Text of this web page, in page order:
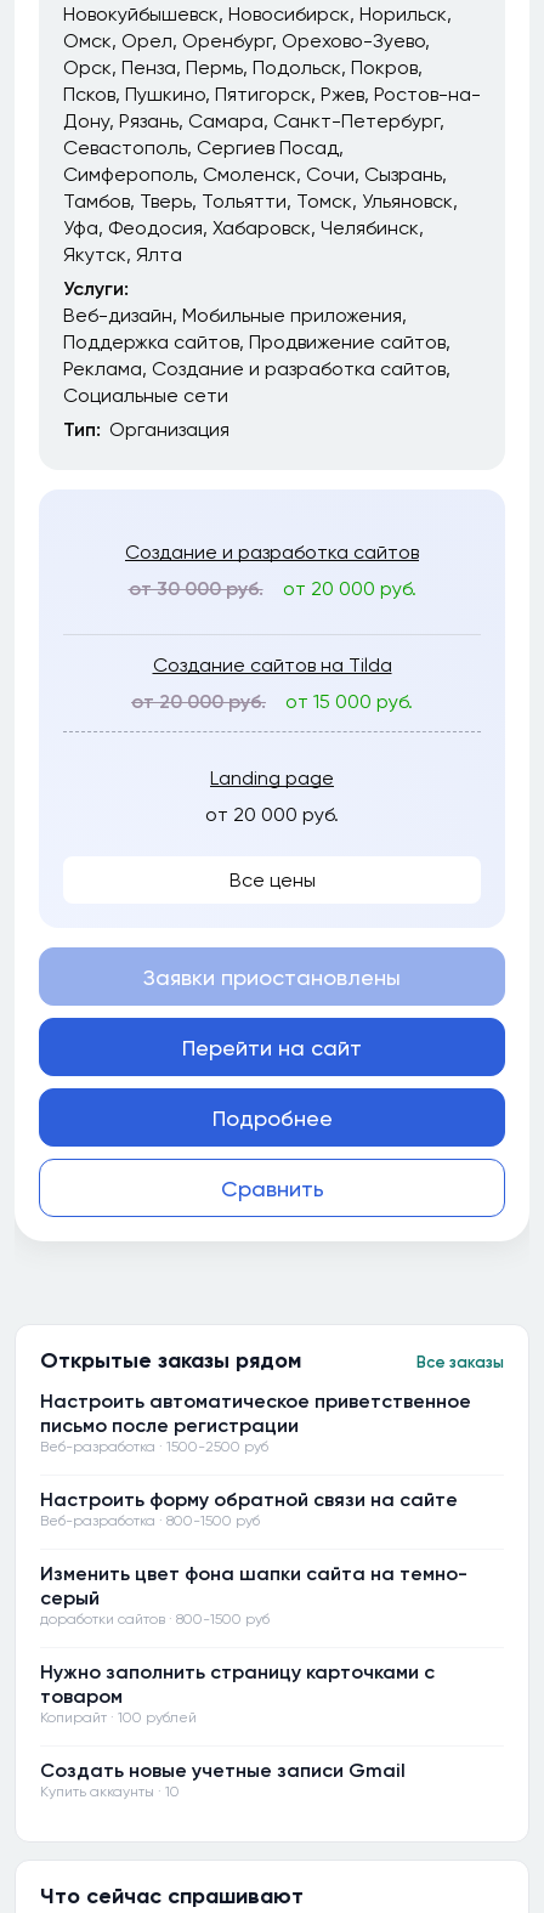
Новокуйбышевск Новосибирск Норильск
Омск Орел Оренбург Орехово-Зуево
Орск Пенза Пермь Подольск Покров
Псков Пушкино Пятигорск Ржев Ростов-на-
Дону Рязань Самара Санкт-Петербург
Севастополь Сергиев Посад
Симферополь Смоленск Сочи Сызрань
Тамбов Тверь Тольятти Томск Ульяновск
Уфа Феодосия Хабаровск Челябинск
Якутск Ялта
Услуги:
Веб-дизайн Мобильные приложения
Поддержка сайтов Продвижение сайтов
Реклама Создание и разработка сайтов
Социальные сети
Тип: Организация
Создание и разработка сайтов
от 30 000 руб.
от 20 000 руб.
Создание сайтов на Tilda
от 20 000 руб.
от 15 000 руб.
Landing page
от 20 000 руб.
Все цены
Сравнить
Заявки приостановлены
Перейти на сайт
Подробнее
Открытые заказы рядом Все заказы
Настроить автоматическое приветственное
письмо после регистрации
Веб-разработка · 1500-2500 руб
Настроить форму обратной связи на сайте
Веб-разработка · 800-1500 руб
Изменить цвет фона шапки сайта на темно-
серый
доработки сайтов · 800-1500 руб
Нужно заполнить страницу карточками с
товаром
Копирайт · 100 рублей
Создать новые учетные записи Gmail
Купить аккаунты · 10
Что сейчас спрашивают